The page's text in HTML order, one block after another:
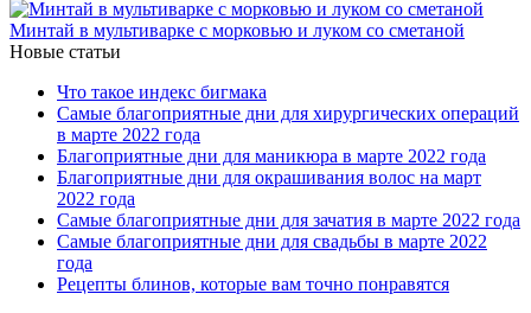
Минтай в мультиварке с морковью и луком со сметаной
Новые статьи
Что такое индекс бигмака
Самые благоприятные дни для хирургических операций
в марте 2022 года
Благоприятные дни для маникюра в марте 2022 года
Благоприятные дни для окрашивания волос на март
2022 года
Самые благоприятные дни для зачатия в марте 2022 года
Самые благоприятные дни для свадьбы в марте 2022
года
Рецепты блинов, которые вам точно понравятся